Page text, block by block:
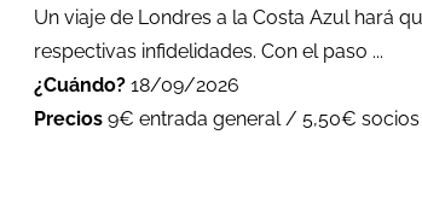
Un viaje de Londres a la Costa Azul hará
respectivas infidelidades. Con el paso ...
¿Cuándo? 18/09/2026
Precios 9€ entrada general / 5,50€ socios